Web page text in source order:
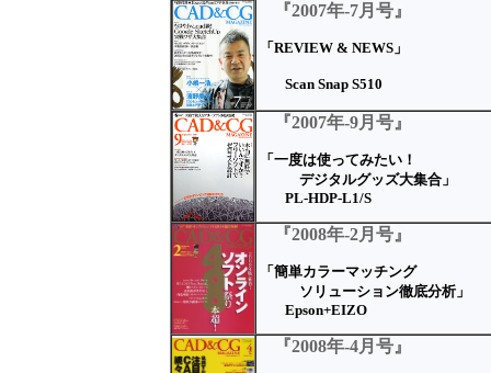
『2007年-7月号』
「REVIEW & NEWS」
Scan Snap S510
『2007年-9月号』
「一度は使ってみたい！
デジタルグッズ大集合」
PL-HDP-L1/S
『2008年-2月号』
「簡単カラーマッチング
ソリューション徹底分析」
Epson+EIZO
『2008年-4月号』